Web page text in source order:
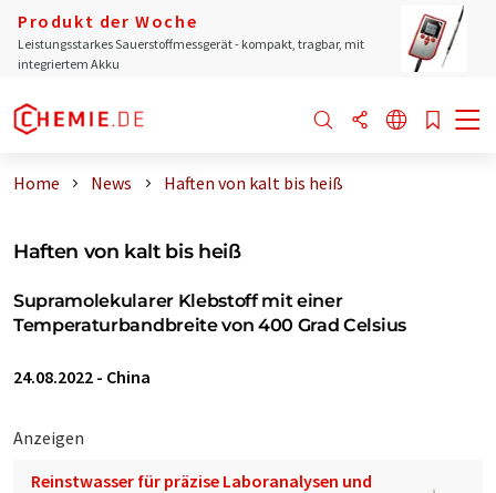
Produkt der Woche
Leistungsstarkes Sauerstoffmessgerät - kompakt, tragbar, mit
integriertem Akku
Home News Haften von kalt bis heiß
Haften von kalt bis heiß
Supramolekularer Klebstoff mit einer
Temperaturbandbreite von 400 Grad Celsius
24.08.2022 - China
Anzeigen
Reinstwasser für präzise Laboranalysen und